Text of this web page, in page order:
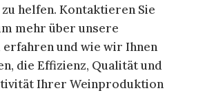
helfen. Kontaktieren Sie
mehr über unsere
und wie wir Ihnen
die Effizienz, Qualität und
Ihrer Weinproduktion